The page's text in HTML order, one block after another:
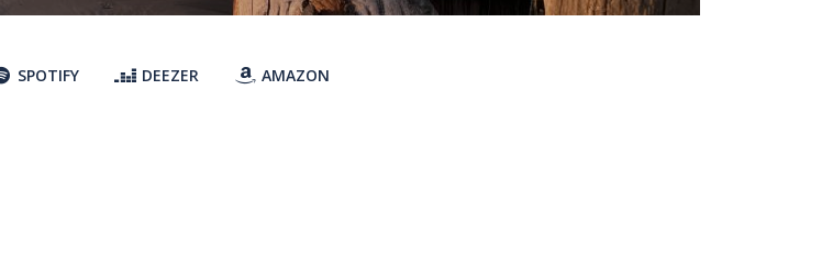
SPOTIFY DEEZER AMAZON